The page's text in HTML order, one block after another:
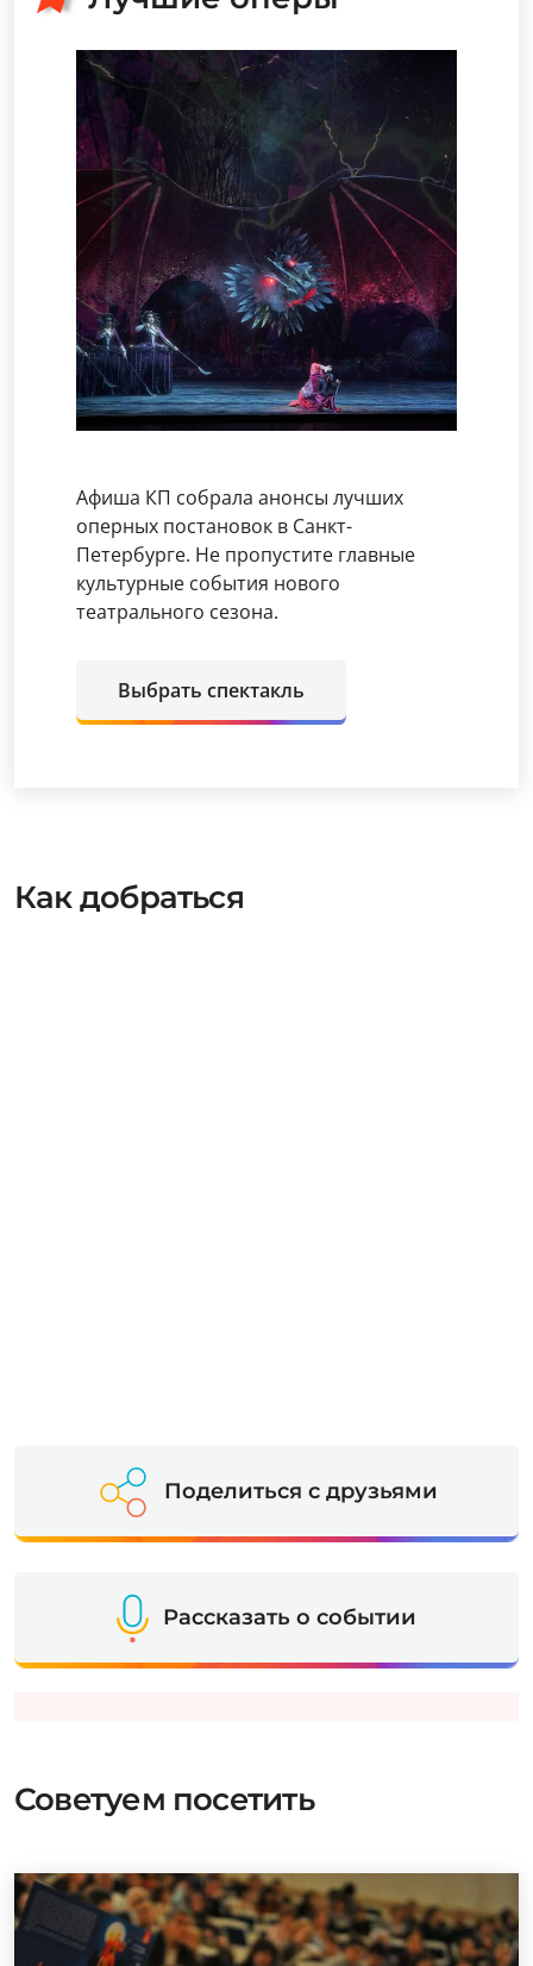
Афиша КП собрала анонсы лучших
оперных постановок в Санкт-
Петербурге. Не пропустите главные
культурные события нового
театрального сезона.
Выбрать спектакль
Как добраться
Поделиться с друзьями
Рассказать о событии
Советуем посетить